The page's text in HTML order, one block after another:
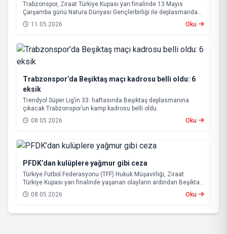
Trabzonspor, Ziraat Türkiye Kupası yarı finalinde 13 Mayıs
Çarşamba günü Natura Dünyası Gençlerbirliği ile deplasmanda
karşı karşıya gelecek.
11.05.2026 Oku
Trabzonspor’da Beşiktaş maçı kadrosu belli oldu: 6
eksik
Trendyol Süper Lig’in 33. haftasında Beşiktaş deplasmanına
çıkacak Trabzonspor’un kamp kadrosu belli oldu.
08.05.2026
Oku
PFDK’dan kulüplere yağmur gibi ceza
Türkiye Futbol Federasyonu (TFF) Hukuk Müşavirliği, Ziraat
Türkiye Kupası yarı finalinde yaşanan olayların ardından Beşiktaş
ve Tümosan Konyaspor’u Profesyonel Futbol Disiplin Kurulu’na
(PFDK) sevk etti.
08.05.2026 Oku